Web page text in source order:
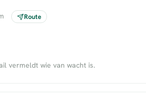
Route
vermeldt wie van wacht is.